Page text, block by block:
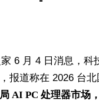
6 月 4 日消息，科
报道称在 2026 台北
AI PC 处理器市场